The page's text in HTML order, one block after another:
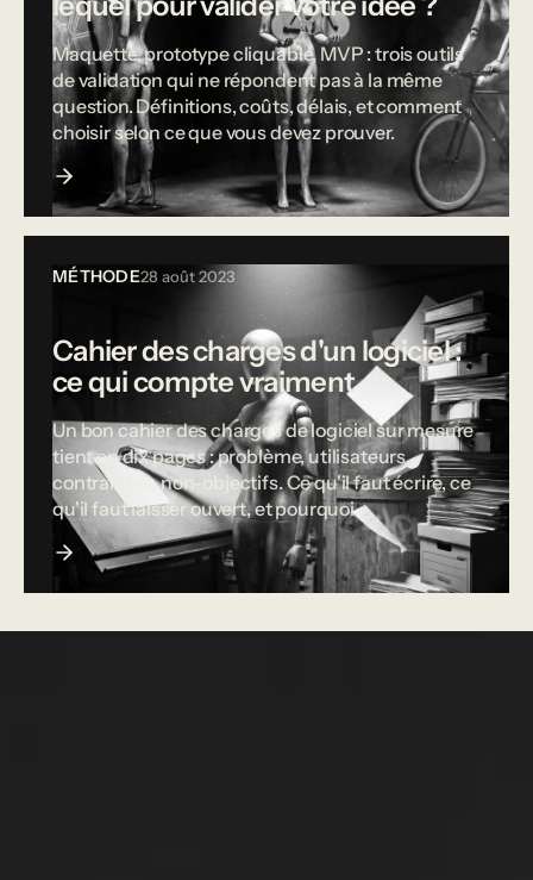
Maquette, prototype cliquable, MVP : trois outils
de validation qui ne répondent pas à la même
question. Définitions, coûts, délais, et comment
choisir selon ce que vous devez prouver.
MÉTHODE28 août 2023
Cahier des charges d'un logiciel :
ce qui compte vraiment
Un bon cahier des charges de logiciel sur mesure
tient en dix pages : problème, utilisateurs,
contraintes, non-objectifs. Ce qu'il faut écrire, ce
qu'il faut laisser ouvert, et pourquoi.